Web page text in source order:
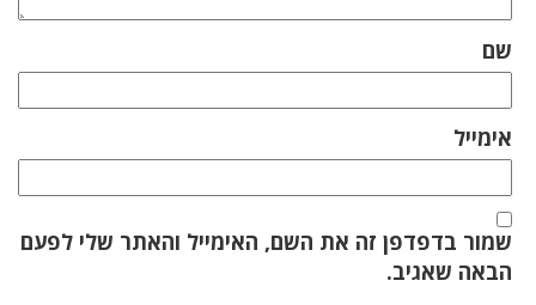
שם
אימייל
שמור בדפדפן זה את השם, האימייל והאתר שלי לפעם
הבאה שאגיב.